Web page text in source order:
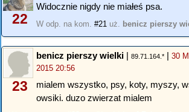
22
Widocznie nigdy nie miałeś psa.
W odp. na kom. #21 uż. benicz pierszy
23
benicz pierszy wielki | 89.71.164.* | 30
2015 20:56
mialem wszystko, psy, koty, myszy,
owsiki. duzo zwierzat mialem